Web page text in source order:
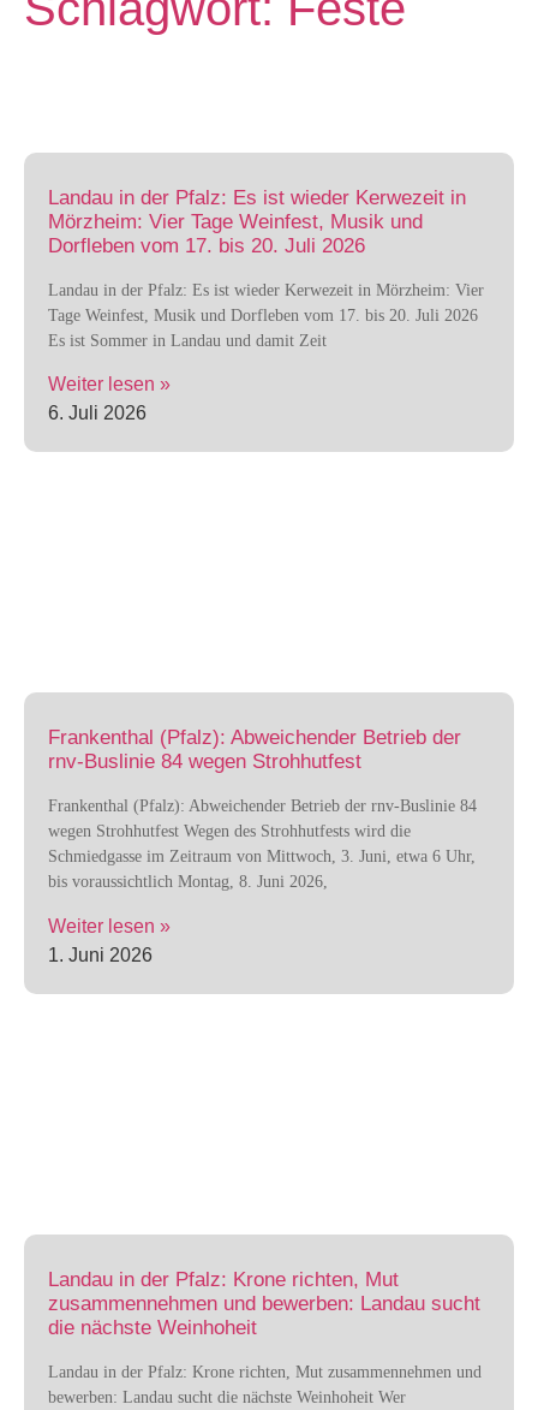
Landau in der Pfalz: Es ist wieder Kerwezeit in
Mörzheim: Vier Tage Weinfest, Musik und
Dorfleben vom 17. bis 20. Juli 2026
Landau in der Pfalz: Es ist wieder Kerwezeit in Mörzheim: Vier
Tage Weinfest, Musik und Dorfleben vom 17. bis 20. Juli 2026
Es ist Sommer in Landau und damit Zeit
Weiter lesen »
6. Juli 2026
Frankenthal (Pfalz): Abweichender Betrieb der
rnv-Buslinie 84 wegen Strohhutfest
Frankenthal (Pfalz): Abweichender Betrieb der rnv-Buslinie 84
wegen Strohhutfest Wegen des Strohhutfests wird die
Schmiedgasse im Zeitraum von Mittwoch, 3. Juni, etwa 6 Uhr,
bis voraussichtlich Montag, 8. Juni 2026,
Weiter lesen »
1. Juni 2026
Landau in der Pfalz: Krone richten, Mut
zusammennehmen und bewerben: Landau sucht
die nächste Weinhoheit
Landau in der Pfalz: Krone richten, Mut zusammennehmen und
bewerben: Landau sucht die nächste Weinhoheit Wer